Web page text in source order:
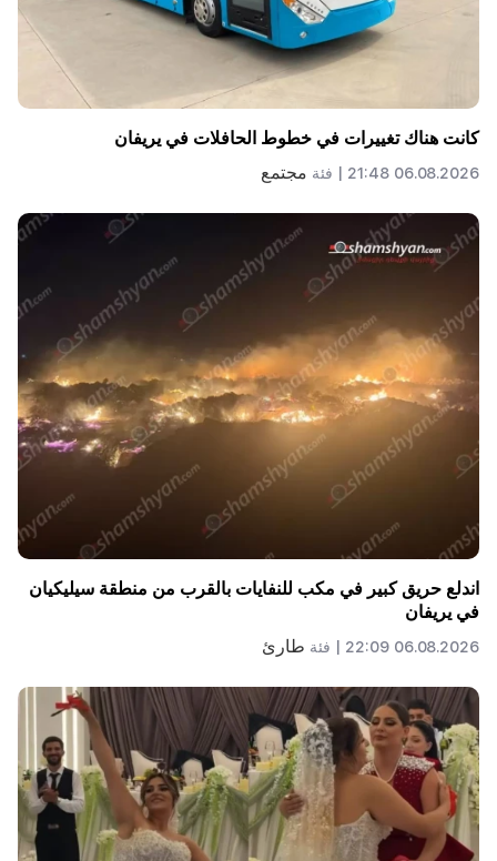
كانت هناك تغييرات في خطوط الحافلات في يريفان
06.08.2026 21:48 | فئة مجتمع
اندلع حريق كبير في مكب للنفايات بالقرب من منطقة سيليكيان
في يريفان
06.08.2026 22:09 | فئة طارئ